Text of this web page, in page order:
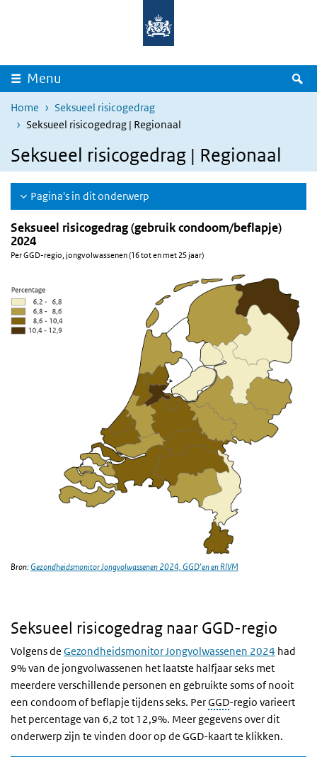
Overslaan en naar de inhoud gaan
Menu
Home
Seksueel risicogedrag
Seksueel risicogedrag | Regionaal
Seksueel risicogedrag | Regionaal
Pagina's in dit onderwerp
Seksueel risicogedrag (gebruik condoom/beflapje)
2024
Per GGD-regio, jongvolwassenen (16 tot en met 25 jaar)
Bron:Gezondheidsmonitor Jongvolwassenen 2024, GGD’en en RIVM
Seksueel risicogedrag naar GGD-regio
Volgens de Gezondheidsmonitor Jongvolwassenen 2024 had
9% van de jongvolwassenen het laatste halfjaar seks met
meerdere verschillende personen en gebruikte soms of nooit
een condoom of beflapje tijdens seks. PerGGD-regio varieert
het percentage van 6,2 tot 12,9%. Meer gegevens over dit
onderwerp zijn te vinden door op de GGD-kaart te klikken.